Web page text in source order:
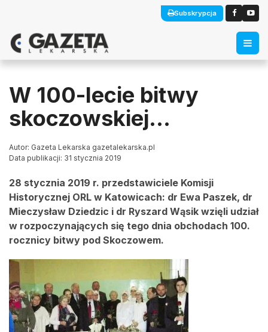
Subskrypcja
W 100-lecie bitwy
skoczowskiej…
Autor: Gazeta Lekarska gazetalekarska.pl
Data publikacji: 31 stycznia 2019
28 stycznia 2019 r. przedstawiciele Komisji
Historycznej ORL w Katowicach: dr Ewa Paszek, dr
Mieczysław Dziedzic i dr Ryszard Wąsik wzięli udział
w rozpoczynających się tego dnia obchodach 100.
rocznicy bitwy pod Skoczowem.